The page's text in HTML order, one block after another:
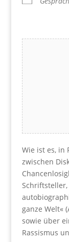
Wie ist es, in
zwischen
ganze Welt«
sowie über
Rassismus